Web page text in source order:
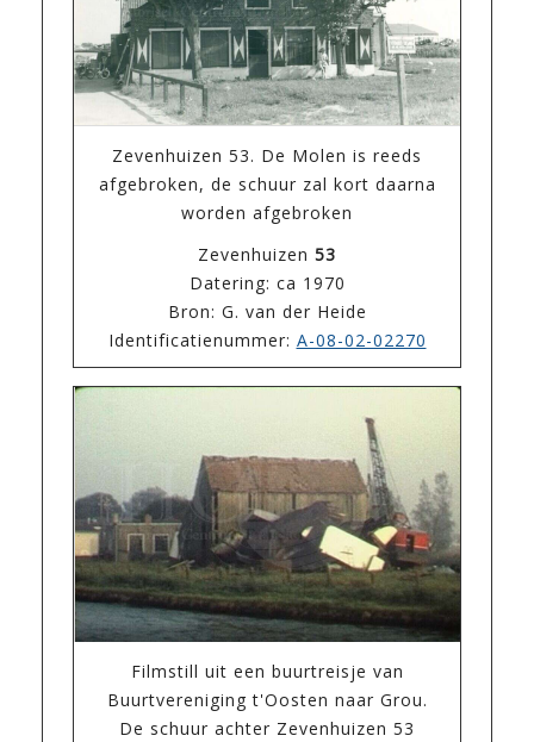
Zevenhuizen 53. De Molen is reeds
afgebroken, de schuur zal kort daarna
worden afgebroken
Zevenhuizen 53
Datering: ca 1970
Bron: G. van der Heide
Identificatienummer: A-08-02-02270
Filmstill uit een buurtreisje van
Buurtvereniging t'Oosten naar Grou.
De schuur achter Zevenhuizen 53